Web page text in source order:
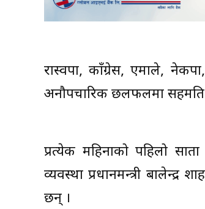
रास्वपा, काँग्रेस, एमाले,
अनौपचारिक छलफलमा
प्रत्येक महिनाको पहिलो साता
व्यवस्था प्रधानमन्त्री
छन् ।